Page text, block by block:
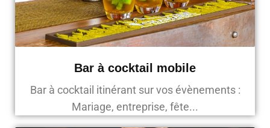
Bar à cocktail mobile
Bar à cocktail itinérant sur vos évènements :
Mariage, entreprise, fête...